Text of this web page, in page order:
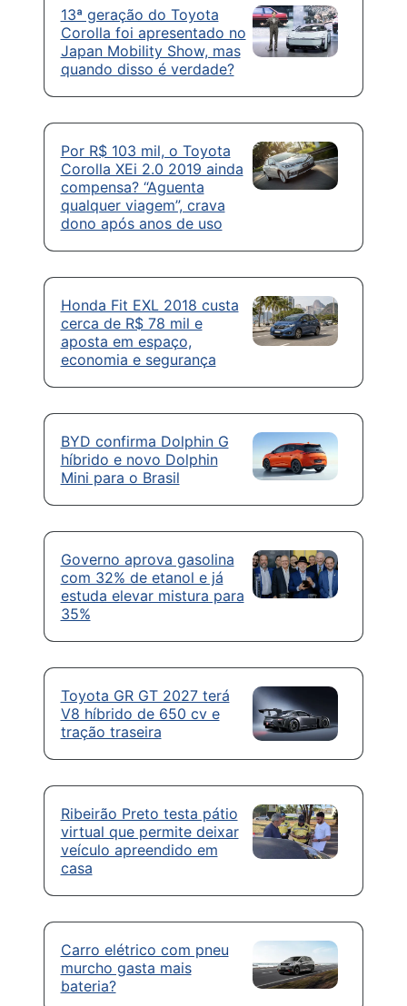
13ª geração do Toyota
Corolla foi apresentado no
Japan Mobility Show, mas
quando disso é verdade?
Por R$ 103 mil, o Toyota
Corolla XEi 2.0 2019 ainda
compensa? “Aguenta
qualquer viagem”, crava
dono após anos de uso
Honda Fit EXL 2018 custa
cerca de R$ 78 mil e
aposta em espaço,
economia e segurança
BYD confirma Dolphin G
híbrido e novo Dolphin
Mini para o Brasil
Governo aprova gasolina
com 32% de etanol e já
estuda elevar mistura para
35%
Toyota GR GT 2027 terá
V8 híbrido de 650 cv e
tração traseira
Ribeirão Preto testa pátio
virtual que permite deixar
veículo apreendido em
casa
Carro elétrico com pneu
murcho gasta mais
bateria?